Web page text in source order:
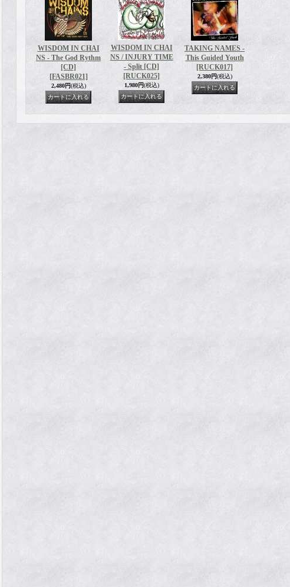
WISDOM IN CHAI
NS - The God Rythm
[CD]
[FASBR021]
2,480円(税込)
WISDOM IN CHAI
NS / INJURY TIME
- Split [CD]
[RUCK025]
1,980円(税込)
TAKING NAMES -
This Guided Youth
[RUCK017]
2,380円(税込)